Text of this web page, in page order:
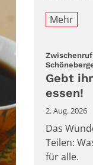
Mehr
Gebt
essen!
2. Aug. 2026
Das
Teilen:
für alle.